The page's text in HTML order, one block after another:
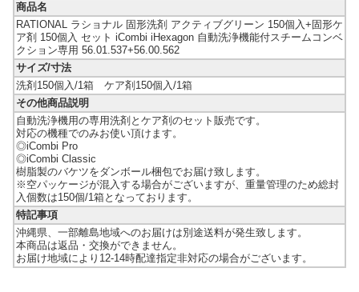
商品名
RATIONAL ラショナル 固形洗剤 アクティブグリーン 150個入+固形ケ
ア剤 150個入 セット iCombi iHexagon 自動洗浄機能付スチームコンベ
クション専用 56.01.537+56.00.562
サイズ/寸法
洗剤150個入/1箱 ケア剤150個入/1箱
その他商品説明
自動洗浄機用の専用洗剤とケア剤のセット販売です。
対応の機種でのみお使い頂けます。
◎iCombi Pro
◎iCombi Classic
樹脂製のバケツをダンボール梱包でお届け致します。
※空パッケージが混入する場合がございますが、重量管理のため総封
入個数は150個/1箱となっております。
特記事項
沖縄県、一部離島地域へのお届けは別途送料が発生致します。
本商品は返品・交換ができません。
お届け地域により12-14時配達指定非対応の場合がございます。